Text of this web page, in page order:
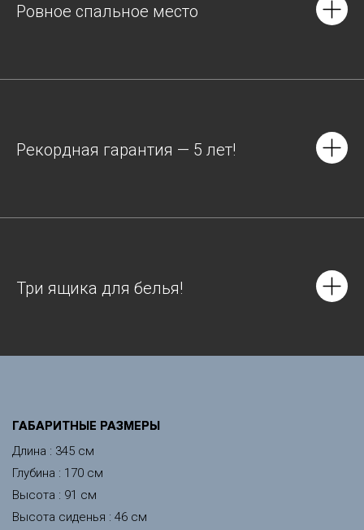
Ровное спальное место
Рекордная гарантия — 5 лет!
Три ящика для белья!
ГАБАРИТНЫЕ РАЗМЕРЫ
Длина : 345 см
Глубина : 170 см
Высота : 91 см
Высота сиденья : 46 см